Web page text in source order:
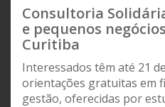
Consultoria
e pequenos
Curitiba
Interessados têm até 21
orientações gratuitas em
gestão, oferecidas por